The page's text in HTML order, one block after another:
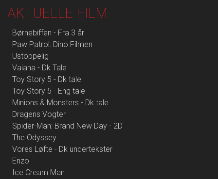
AKTUELLE FILM
Børnebiffen - Fra 3 år
Paw Patrol: Dino Filmen
Ustoppelig
Vaiana - Dk Tale
Toy Story 5 - Dk tale
Toy Story 5 - Eng tale
Minions & Monsters - Dk tale
Dragens Vogter
Spider-Man: Brand New Day - 2D
The Odyssey
Vores Løfte - Dk undertekster
Enzo
Ice Cream Man